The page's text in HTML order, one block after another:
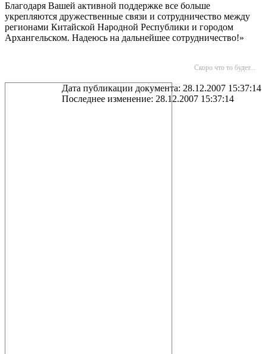
Благодаря Вашей активной поддержке все больше
укрепляются дружественные связи и сотрудничество между
регионами Китайской Народной Республики и городом
Архангельском. Надеюсь на дальнейшее сотрудничество!»
Скоро что то будет...
Дата публикации документа: 28.12.2007 15:37:14
Последнее изменение: 28.12.2007 15:37:14